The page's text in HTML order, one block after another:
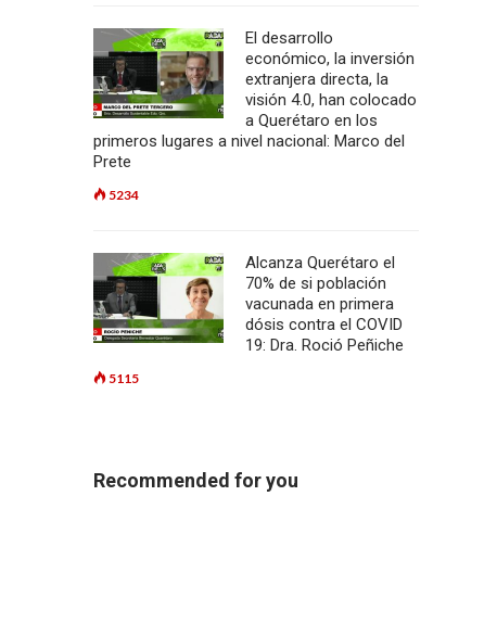
El desarrollo
económico, la inversión
extranjera directa, la
visión 4.0, han colocado
a Querétaro en los
primeros lugares a nivel nacional: Marco del
Prete
5234
Alcanza Querétaro el
70% de si población
vacunada en primera
dósis contra el COVID
19: Dra. Roció Peñiche
5115
Recommended for you